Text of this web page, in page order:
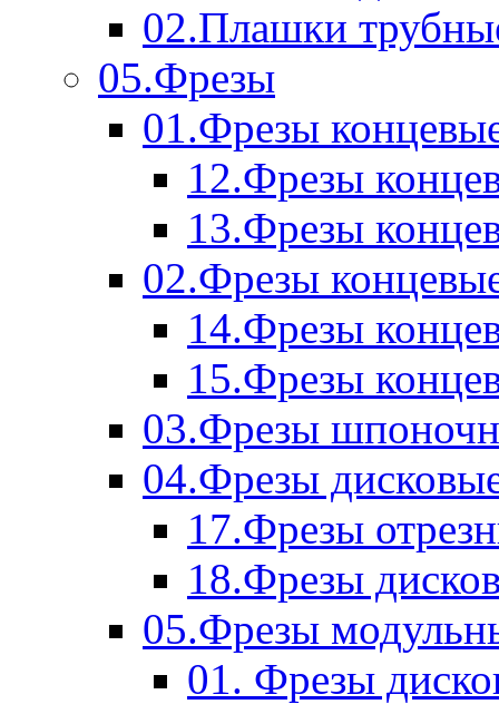
02.Плашки
05.Фрезы
01.Фрезы
12.Фрезы
13.Фрезы
02.Фрезы
14.Фрезы
15.Фрезы
03.Фрезы
04.Фрезы
17.Фрезы
18.Фрезы
05.Фрезы
01. Фрезы